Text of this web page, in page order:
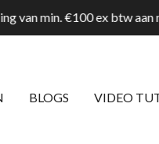
van min. €100 ex btw
BLOGS VIDEO